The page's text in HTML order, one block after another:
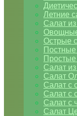
Летние
Салат
Острые
Салат
Салат
Салат с
Салат с
Салат с
Салат